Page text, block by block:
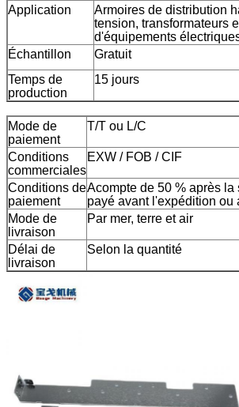
Application
Armoires de distribution
tension, transformateurs
d'équipements
Échantillon
Gratuit
Temps de
production
15 jours
Mode de
paiement
T/T ou L/C
Conditions
commerciales
EXW / FOB / CIF
Conditions de
paiement
Acompte de 50 % après
payé avant l'expédition
Mode de
livraison
Par mer, terre et air
Délai de
livraison
Selon la quantité